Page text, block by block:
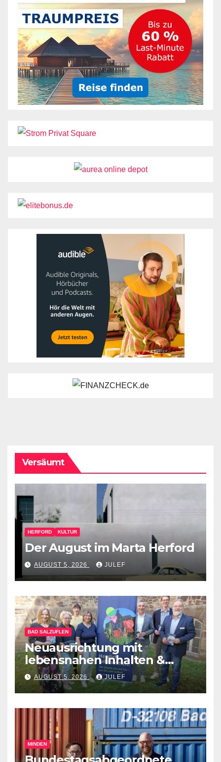
Versäumt
HERFORD KULTUR
Der August im Marta Herford
AUGUST 5, 2026 JULEF
BAD SALZUFLEN
Neuausrichtung mit
lebensnahen Inhalten &
diversen Mitmachformaten –
vhs Bad Salzuflen stellt
neues Herbst-&
Winterprogramm vor
AUGUST 5, 2026 JULEF
MINDEN